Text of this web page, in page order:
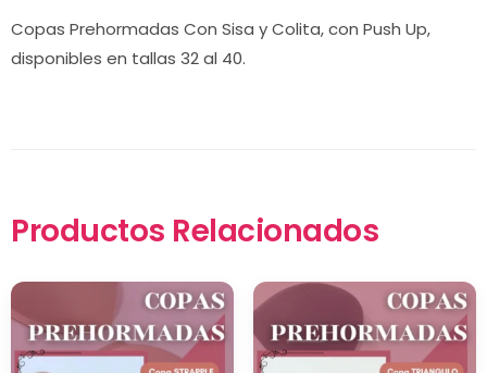
Copas Prehormadas Con Sisa y Colita, con Push Up,
disponibles en tallas 32 al 40.
Productos Relacionados